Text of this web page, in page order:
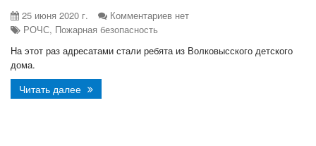
25 июня 2020 г.
Комментариев нет
РОЧС, Пожарная безопасность
На этот раз адресатами стали ребята из Волковысского детского
дома.
Читать далее